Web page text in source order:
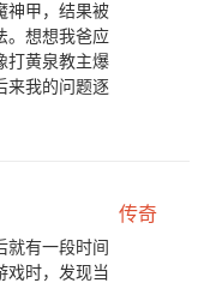
神甲，结果被
。想想我爸应
打黄泉教主爆
来我的问题逐
传奇
就有一段时间
戏时，发现当